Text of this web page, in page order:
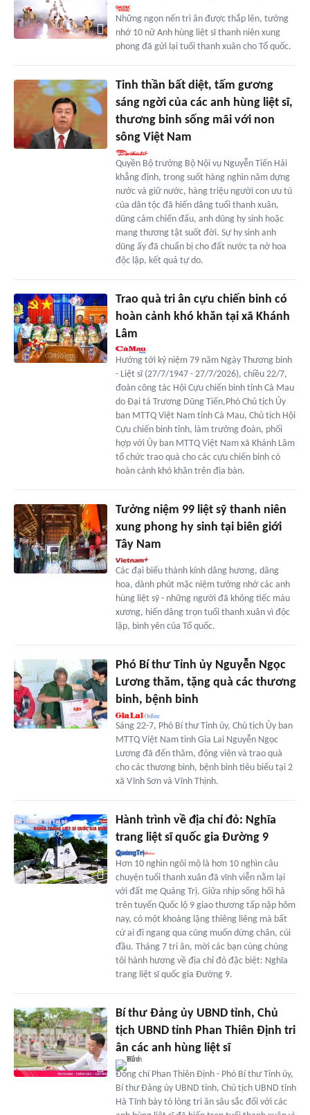
Những ngọn nến tri ân được thắp lên, tưởng
nhớ 10 nữ Anh hùng liệt sĩ thanh niên xung
phong đã gửi lại tuổi thanh xuân cho Tổ quốc.
Tinh thần bất diệt, tấm gương
sáng ngời của các anh hùng liệt sĩ,
thương binh sống mãi với non
sông Việt Nam
Quyền Bộ trưởng Bộ Nội vụ Nguyễn Tiến Hải
khẳng định, trong suốt hàng nghìn năm dựng
nước và giữ nước, hàng triệu người con ưu tú
của dân tộc đã hiến dâng tuổi thanh xuân,
dũng cảm chiến đấu, anh dũng hy sinh hoặc
mang thương tật suốt đời. Sự hy sinh anh
dũng ấy đã chuẩn bị cho đất nước ta nở hoa
độc lập, kết quả tự do.
Trao quà tri ân cựu chiến binh có
hoàn cảnh khó khăn tại xã Khánh
Lâm
Hướng tới kỷ niệm 79 năm Ngày Thương binh
- Liệt sĩ (27/7/1947 - 27/7/2026), chiều 22/7,
đoàn công tác Hội Cựu chiến binh tỉnh Cà Mau
do Đại tá Trương Dũng Tiến,Phó Chủ tịch Ủy
ban MTTQ Việt Nam tỉnh Cà Mau, Chủ tịch Hội
Cựu chiến binh tỉnh, làm trưởng đoàn, phối
hợp với Ủy ban MTTQ Việt Nam xã Khánh Lâm
tổ chức trao quà cho các cựu chiến binh có
hoàn cảnh khó khăn trên địa bàn.
Tưởng niệm 99 liệt sỹ thanh niên
xung phong hy sinh tại biên giới
Tây Nam
Các đại biểu thành kính dâng hương, dâng
hoa, dành phút mặc niệm tưởng nhớ các anh
hùng liệt sỹ - những người đã không tiếc máu
xương, hiến dâng trọn tuổi thanh xuân vì độc
lập, bình yên của Tổ quốc.
Phó Bí thư Tỉnh ủy Nguyễn Ngọc
Lương thăm, tặng quà các thương
binh, bệnh binh
Sáng 22-7, Phó Bí thư Tỉnh ủy, Chủ tịch Ủy ban
MTTQ Việt Nam tỉnh Gia Lai Nguyễn Ngọc
Lương đã đến thăm, động viên và trao quà
cho các thương binh, bệnh binh tiêu biểu tại 2
xã Vĩnh Sơn và Vĩnh Thịnh.
Hành trình về địa chỉ đỏ: Nghĩa
trang liệt sĩ quốc gia Đường 9
Hơn 10 nghìn ngôi mộ là hơn 10 nghìn câu
chuyện tuổi thanh xuân đã vĩnh viễn nằm lại
với đất mẹ Quảng Trị. Giữa nhịp sống hối hả
trên tuyến Quốc lộ 9 giao thương tấp nập hôm
nay, có một khoảng lặng thiêng liêng mà bất
cứ ai đi ngang qua cũng muốn dừng chân, cúi
đầu. Tháng 7 tri ân, mời các bạn cùng chúng
tôi hành hương về địa chỉ đỏ đặc biệt: Nghĩa
trang liệt sĩ quốc gia Đường 9.
Bí thư Đảng ủy UBND tỉnh, Chủ
tịch UBND tỉnh Phan Thiên Định tri
ân các anh hùng liệt sĩ
Đồng chí Phan Thiên Định - Phó Bí thư Tỉnh ủy,
Bí thư Đảng ủy UBND tỉnh, Chủ tịch UBND tỉnh
Hà Tĩnh bày tỏ lòng tri ân sâu sắc đối với các